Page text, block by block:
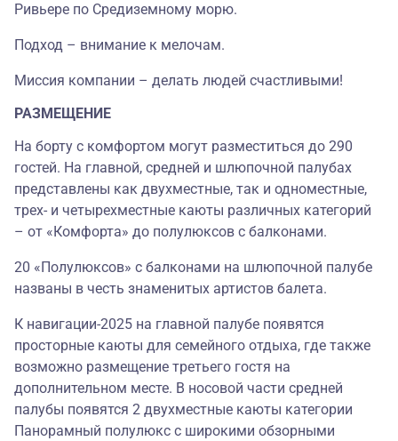
Ривьере по Средиземному морю.
Подход – внимание к мелочам.
Миссия компании – делать людей счастливыми!
РАЗМЕЩЕНИЕ
На борту с комфортом могут разместиться до 290
гостей. На главной, средней и шлюпочной палубах
представлены как двухместные, так и одноместные,
трех- и четырехместные каюты различных категорий
– от «Комфорта» до полулюксов с балконами.
20 «Полулюксов» с балконами на шлюпочной палубе
названы в честь знаменитых артистов балета.
К навигации-2025 на главной палубе появятся
просторные каюты для семейного отдыха, где также
возможно размещение третьего гостя на
дополнительном месте. В носовой части средней
палубы появятся 2 двухместные каюты категории
Панорамный полулюкс c широкими обзорными